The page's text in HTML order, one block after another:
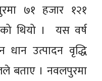
७१ हजार १२१
थियो । यस वर्ष
धान उत्पादन वृद्धि
बताए । नवलपुरमा